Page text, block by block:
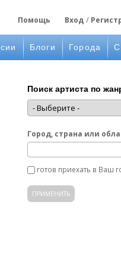
Помощь Вход
Блоги Города
Поиск артиста по
Город, страна или
готов приехать в Ваш